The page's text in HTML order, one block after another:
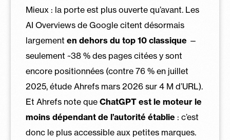
Mieux : la porte est plus ouverte qu’avant. Les
AI Overviews de Google citent désormais
largement en dehors du top 10 classique —
seulement ~38 % des pages citées y sont
encore positionnées (contre 76 % en juillet
2025, étude Ahrefs mars 2026 sur 4 M d’URL).
Et Ahrefs note que ChatGPT est le moteur le
moins dépendant de l’autorité établie : c’est
donc le plus accessible aux petites marques.